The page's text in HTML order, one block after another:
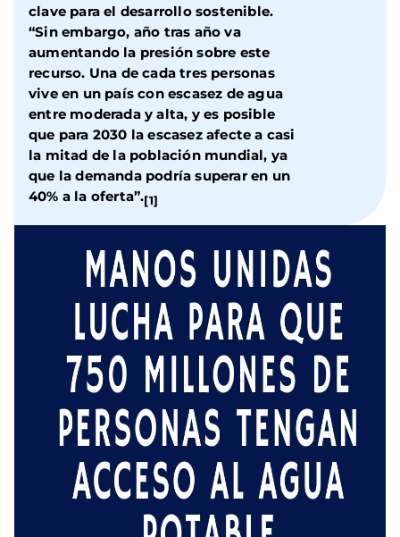
clave para el desarrollo sostenible.
“Sin embargo, año tras año va
aumentando la presión sobre este
recurso. Una de cada tres personas
vive en un país con escasez de agua
entre moderada y alta, y es posible
que para 2030 la escasez afecte a casi
la mitad de la población mundial, ya
que la demanda podría superar en un
40% a la oferta”.[1]